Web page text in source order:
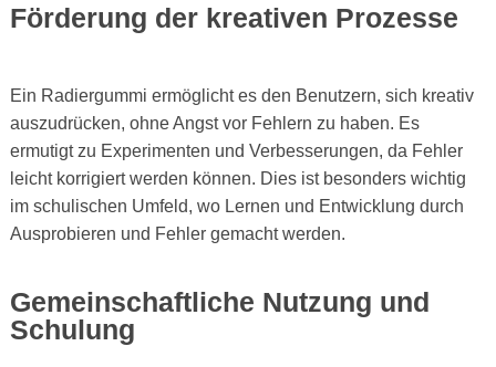
Förderung der kreativen Prozesse
Ein Radiergummi ermöglicht es den Benutzern, sich kreativ
auszudrücken, ohne Angst vor Fehlern zu haben. Es
ermutigt zu Experimenten und Verbesserungen, da Fehler
leicht korrigiert werden können. Dies ist besonders wichtig
im schulischen Umfeld, wo Lernen und Entwicklung durch
Ausprobieren und Fehler gemacht werden.
Gemeinschaftliche Nutzung und
Schulung